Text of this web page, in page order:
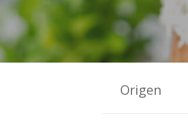
Origen